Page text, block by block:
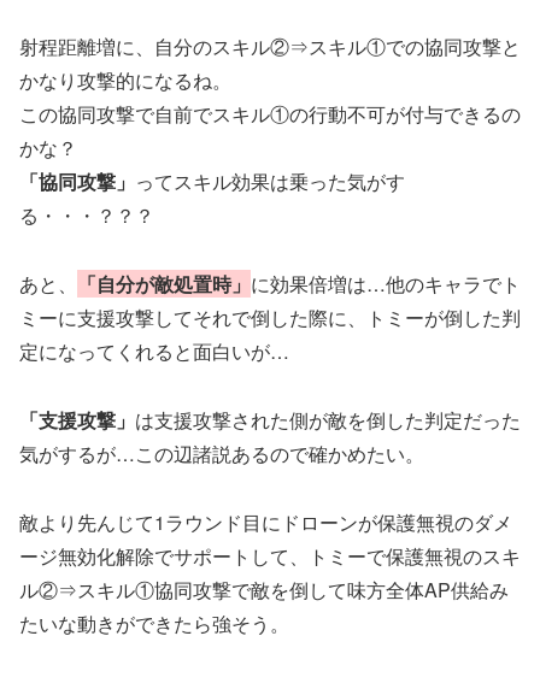
射程距離増に、自分のスキル②⇒スキル①での協同攻撃と
かなり攻撃的になるね。
この協同攻撃で自前でスキル①の行動不可が付与できるの
かな？
「協同攻撃」 ってスキル効果は乗った気がす
る・・・？？？
あと、 「自分が敵処置時」 に効果倍増は…他のキャラでト
ミーに支援攻撃してそれで倒した際に、トミーが倒した判
定になってくれると面白いが…
「支援攻撃」 は支援攻撃された側が敵を倒した判定だった
気がするが…この辺諸説あるので確かめたい。
敵より先んじて1ラウンド目にドローンが保護無視のダメ
ージ無効化解除でサポートして、トミーで保護無視のスキ
ル②⇒スキル①協同攻撃で敵を倒して味方全体AP供給み
たいな動きができたら強そう。